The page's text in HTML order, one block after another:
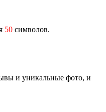
50 символов.
и уникальные фото, и